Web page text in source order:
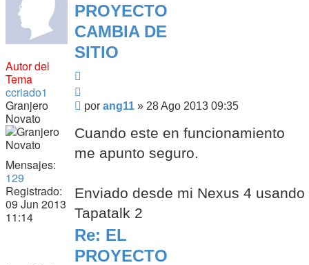
PROYECTO
CAMBIA DE
SITIO
Mensaje
por ang11» 28 Ago 2013 09:35
Cuando este en funcionamiento
me apunto seguro.
Enviado desde mi Nexus 4 usando
Tapatalk 2
Autor del
Tema
ccriado1
Granjero
Novato
Mensajes:
129
Registrado:
09 Jun 2013
11:14
Re: EL
PROYECTO